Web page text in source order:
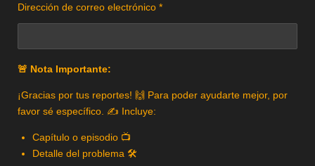
Dirección de correo electrónico *
🚨 Nota Importante:
¡Gracias por tus reportes! 🙌 Para poder ayudarte mejor, por
favor sé específico. ✍️ Incluye:
Capítulo o episodio 📺
Detalle del problema 🛠️